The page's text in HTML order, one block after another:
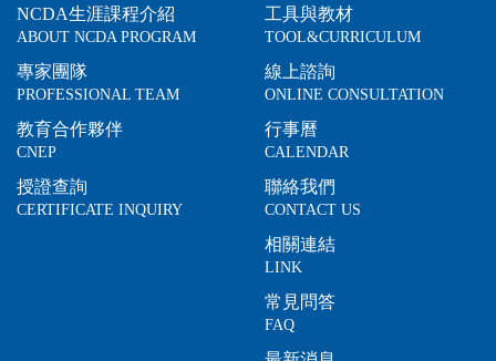
NCDA生涯課程介紹
ABOUT NCDA PROGRAM
專家團隊
PROFESSIONAL TEAM
教育合作夥伴
CNEP
授證查詢
CERTIFICATE INQUIRY
工具與教材
TOOL&CURRICULUM
線上諮詢
ONLINE CONSULTATION
行事曆
CALENDAR
聯絡我們
CONTACT US
相關連結
LINK
常見問答
FAQ